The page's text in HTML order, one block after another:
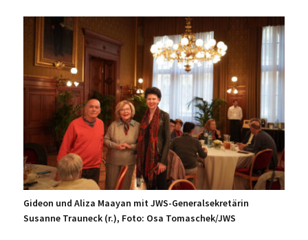
Gideon und Aliza Maayan mit JWS-Generalsekretärin
Susanne Trauneck (r.), Foto: Osa Tomaschek/JWS